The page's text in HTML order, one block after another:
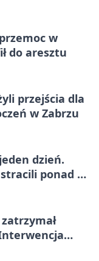
w
do aresztu
przejścia dla
w Zabrzu
dzień.
ponad 6